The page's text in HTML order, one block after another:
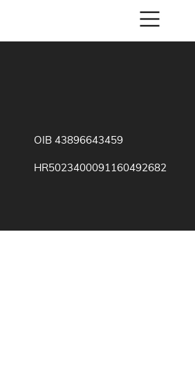
OIB 43896643459
HR5023400091160492682